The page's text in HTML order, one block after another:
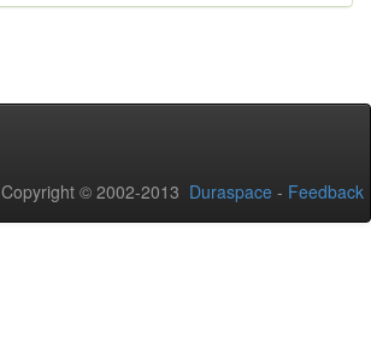
Copyright © 2002-2013 Duraspace - Feedback